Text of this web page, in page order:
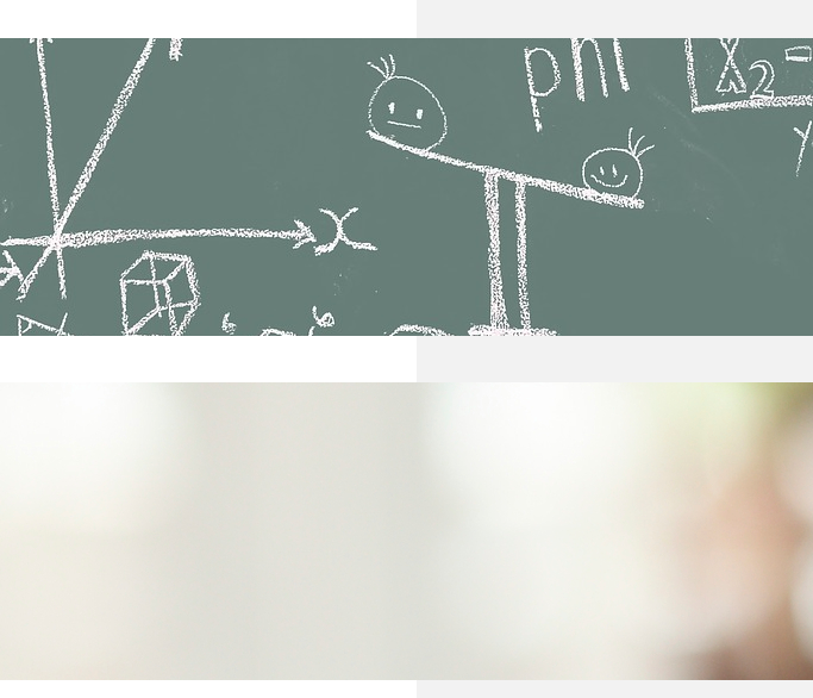
Nauka i zabawa? Synteza
Każdy rodzic wie, że
gdzie pojawia się przymus,
takiej bariery? Tak – jest nim
przemianami
Nie lubisz się uczyć? Zobacz,
koniecznie zapoznaj się z
wydajniej. To niemożliwe?